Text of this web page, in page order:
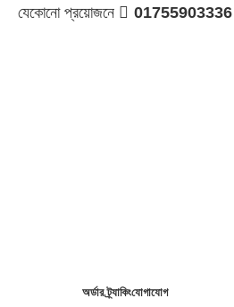
যেকোনো প্রয়োজনে  01755903336
অর্ডার ট্র্যাকিংযোগাযোগ